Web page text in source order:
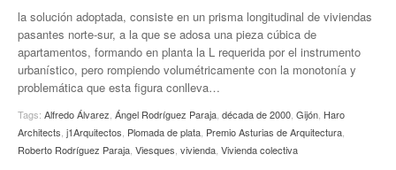
la solución adoptada, consiste en un prisma longitudinal de viviendas
pasantes norte-sur, a la que se adosa una pieza cúbica de
apartamentos, formando en planta la L requerida por el instrumento
urbanístico, pero rompiendo volumétricamente con la monotonía y
problemática que esta figura conlleva…
Tags: Alfredo Álvarez Ángel Rodríguez Paraja década de 2000 Gijón Haro
Architects j1Arquitectos Plomada de plata Premio Asturias de Arquitectura
Roberto Rodríguez Paraja Viesques vivienda Vivienda colectiva